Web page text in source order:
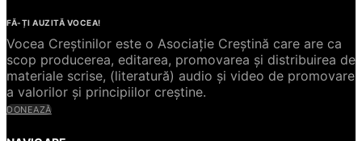
FĂ-ȚI AUZITĂ VOCEA!
Vocea Creștinilor este o Asociație Creștină care are ca
scop producerea, editarea, promovarea și distribuirea de
materiale scrise, (literatură) audio și video de promovare
a valorilor și principiilor creștine.
DONEAZĂ